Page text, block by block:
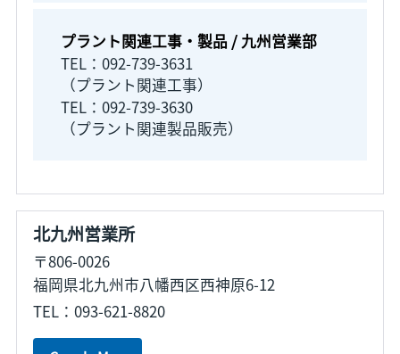
プラント関連工事・製品 / 九州営業部
TEL：092-739-3631
（プラント関連工事）
TEL：092-739-3630
（プラント関連製品販売）
北九州営業所
〒806-0026
福岡県北九州市八幡西区西神原6-12
TEL：093-621-8820